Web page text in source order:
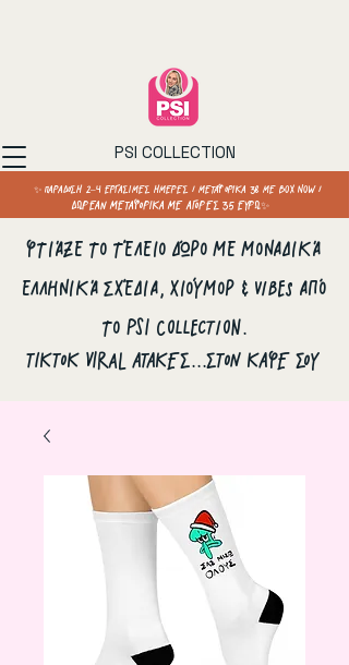
PSI COLLECTION
✨ ΠΑΡΑΔΟΣΗ 2–4 ΕΡΓΑΣΙΜΕΣ ΗΜΕΡΕΣ / ΜΕΤΑΦΟΡΙΚΑ 3€ ΜΕ BOX NOW /
ΔΩΡΕΑΝ ΜΕΤΑΦΟΡΙΚΑ ΜΕ ΑΓΟΡΕΣ 35 ΕΥΡΩ✨
Φτιάξε το τέλειο δώρο με μοναδικά
ελληνικά σχέδια, χιούμορ & vibes από
το PSI Collection.
ΤΙΚΤΟΚ VIRAL ΑΤΑΚΕΣ...ΣΤΟΝ ΚΑΦΕ ΣΟΥ